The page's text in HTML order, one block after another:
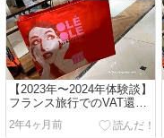
【2023年〜2024年体験談】
フランス旅行でのVAT還付
受け取りに8ヶ月もかかっ
た話【Planet Tax Free】
2年4ヶ月前